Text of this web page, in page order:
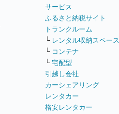
サービス
ふるさと納税サイト
トランクルーム
└ レンタル収納スペース
└ コンテナ
└ 宅配型
引越し会社
カーシェアリング
レンタカー
格安レンタカー